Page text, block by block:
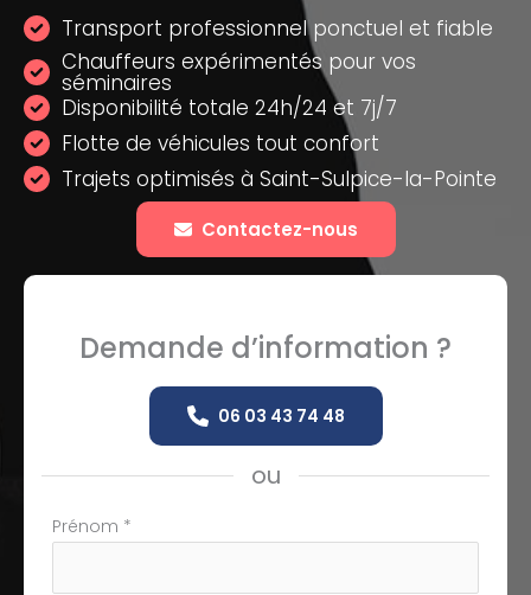
Transport professionnel ponctuel et fiable
Chauffeurs expérimentés pour vos
séminaires
Disponibilité totale 24h/24 et 7j/7
Flotte de véhicules tout confort
Trajets optimisés à Saint-Sulpice-la-Pointe
Contactez-nous
Demande d’information ?
06 03 43 74 48
ou
Formulaire
Prénom *